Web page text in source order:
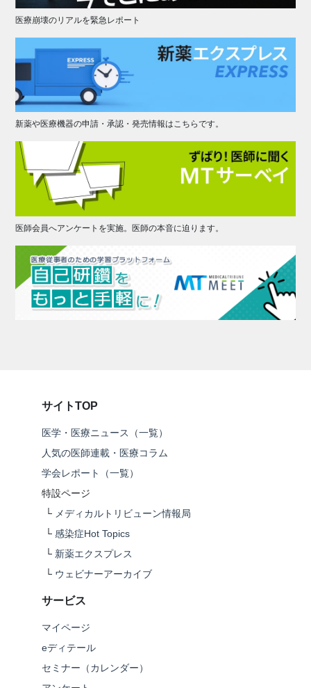
医療崩壊のリアルを緊急レポート
新薬や医療機器の申請・承認・発売情報はこちらです。
医師会員へアンケートを実施。医師の本音に迫ります。
サイトTOP
医学・医療ニュース（一覧）
人気の医師連載・医療コラム
学会レポート（一覧）
特設ページ
└ メディカルトリビューン情報局
└ 感染症Hot Topics
└ 新薬エクスプレス
└ ウェビナーアーカイブ
サービス
マイページ
eディテール
セミナー（カレンダー）